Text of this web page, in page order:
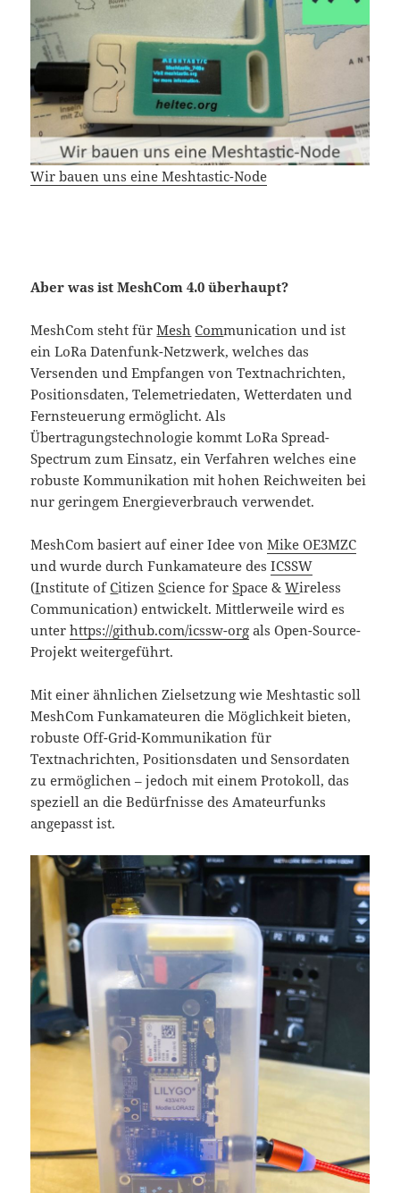
Wir bauen uns eine Meshtastic-Node
Aber was ist MeshCom 4.0 überhaupt?
MeshCom steht fürMesh Communication und ist
ein LoRa Datenfunk-Netzwerk, welches das
Versenden und Empfangen von Textnachrichten,
Positionsdaten, Telemetriedaten, Wetterdaten und
Fernsteuerung ermöglicht. Als
Übertragungstechnologie kommt LoRa Spread-
Spectrum zum Einsatz, ein Verfahren welches eine
robuste Kommunikation mit hohen Reichweiten bei
nur geringem Energieverbrauch verwendet.
MeshCom basiert auf einer Idee vonMike OE3MZC
und wurde durch Funkamateure desICSSW
(Institute ofCitizenScience forSpace &Wireless
Communication) entwickelt. Mittlerweile wird es
unterhttps://github.com/icssw-org als Open-Source-
Projekt weitergeführt.
Mit einer ähnlichen Zielsetzung wie Meshtastic soll
MeshCom Funkamateuren die Möglichkeit bieten,
robuste Off-Grid-Kommunikation für
Textnachrichten, Positionsdaten und Sensordaten
zu ermöglichen – jedoch mit einem Protokoll, das
speziell an die Bedürfnisse des Amateurfunks
angepasst ist.